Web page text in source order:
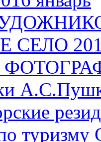
СЕЛО
туризму